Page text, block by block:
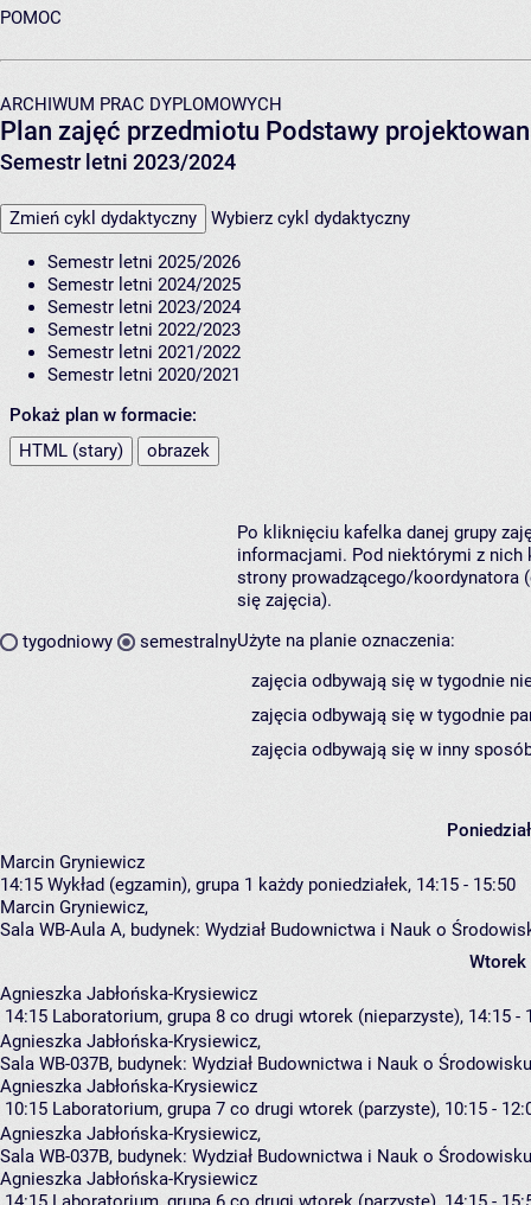
POMOC
ARCHIWUM PRAC DYPLOMOWYCH
Plan zajęć przedmiotu Podstawy
Semestr letni 2023/2024
Zmień cykl dydaktyczny Wybierz cykl dydaktyczny
Semestr letni 2025/2026
Semestr letni 2024/2025
Semestr letni 2023/2024
Semestr letni 2022/2023
Semestr letni 2021/2022
Semestr letni 2020/2021
Pokaż plan w formacie:
HTML (stary)
obrazek
tygodniowy semestralny
Po kliknięciu kafelka danej grupy
informacjami. Pod niektórymi z nich
strony prowadzącego/koordynatora
się zajęcia).
Użyte na planie oznaczenia:
zajęcia odbywają się w tygodnie
zajęcia odbywają się w tygodnie
zajęcia odbywają się w inny
Marcin Gryniewicz
14:15 Wykład (egzamin), grupa 1 każdy poniedziałek, 14:15 - 15:50
Marcin Gryniewicz,
Sala WB-Aula A, budynek: Wydział Budownictwa i Nauk o
Wtorek
Agnieszka Jabłońska-Krysiewicz
14:15 Laboratorium, grupa 8 co drugi wtorek (nieparzyste), 14:15 -
Agnieszka Jabłońska-Krysiewicz,
Sala WB-037B, budynek: Wydział Budownictwa i Nauk o
Agnieszka Jabłońska-Krysiewicz
10:15 Laboratorium, grupa 7 co drugi wtorek (parzyste), 10:15 -
Agnieszka Jabłońska-Krysiewicz,
Sala WB-037B, budynek: Wydział Budownictwa i Nauk o
Agnieszka Jabłońska-Krysiewicz